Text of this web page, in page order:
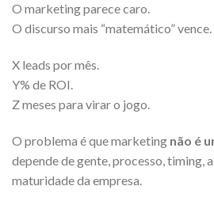
O marketing parece caro.
O discurso mais “matemático” vence.
X leads por mês.
Y% de ROI.
Z meses para virar o jogo.
O problema é que marketing não é
depende de gente, processo, timing,
maturidade da empresa.